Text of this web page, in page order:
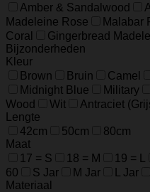
Amber & Sandalwood
Madeleine Rose
Malabar
Coral
Gingerbread
Bijzonderheden
Kleur
Brown
Bruin Camel
Midnight Blue
Military
Wood
Wit Antraciet
Lengte
42cm
50cm
80cm
Maat
17 = S
18 = M 19 = L
60
S Jar M Jar L Jar
Materiaal